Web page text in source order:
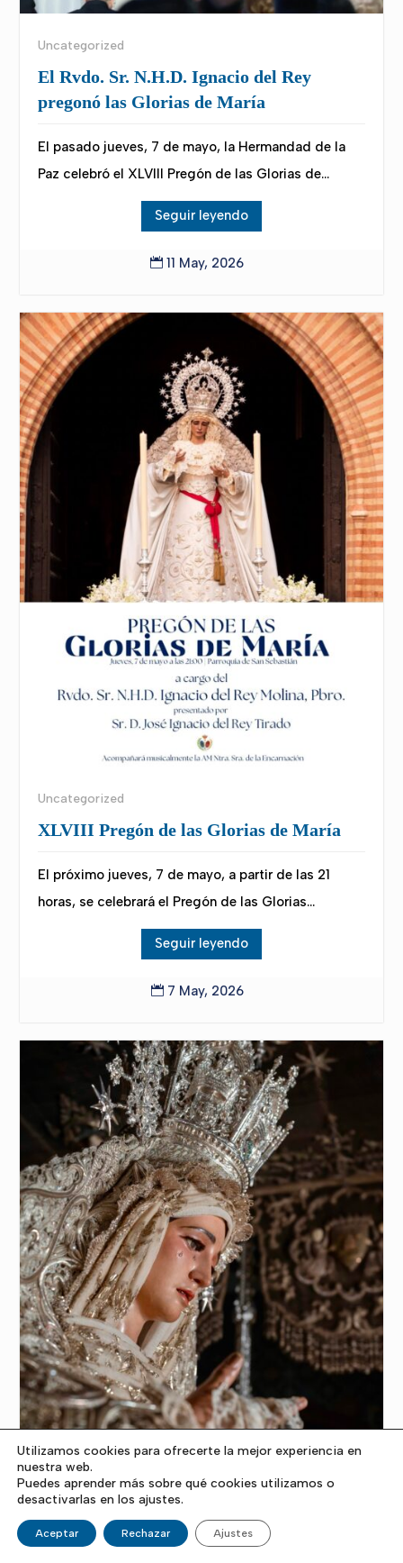
Uncategorized
El Rvdo. Sr. N.H.D. Ignacio del Rey
pregonó las Glorias de María
El pasado jueves, 7 de mayo, la Hermandad de la
Paz celebró el XLVIII Pregón de las Glorias de...
Seguir leyendo
 11 May, 2026
Uncategorized
XLVIII Pregón de las Glorias de María
El próximo jueves, 7 de mayo, a partir de las 21
horas, se celebrará el Pregón de las Glorias...
Seguir leyendo
 7 May, 2026
Utilizamos cookies para ofrecerte la mejor experiencia en
nuestra web.
Puedes aprender más sobre qué cookies utilizamos o
desactivarlas en los ajustes.
Aceptar Rechazar Ajustes